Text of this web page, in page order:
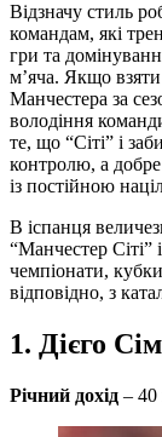
Відзначу стиль
командам, які
гри та
м’яча. Якщо
Манчестера за
володіння
те, що “Сіті” і
контролю, а добре
із постійною
В іспанця
“Манчестер Сіті”
чемпіонати,
відповідно, з
1. Дієго
Річний дохід – 40